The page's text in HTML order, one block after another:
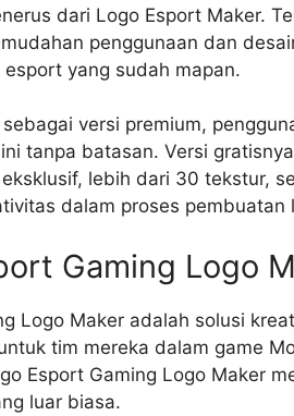
dari Logo Esport Maker.
penggunaan dan
yang sudah mapan.
versi premium,
tanpa batasan. Versi
lebih dari 30 tekstur,
dalam proses pembuatan
Gaming Logo
Logo Maker adalah solusi
tim mereka dalam game
Esport Gaming Logo Maker
luar biasa.